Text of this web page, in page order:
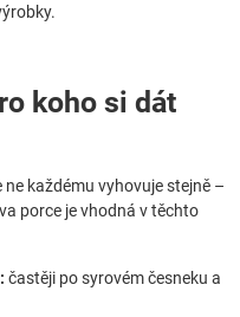
koho si dát
každému vyhovuje stejně –
porce je vhodná v těchto
častěji po syrovém česneku a